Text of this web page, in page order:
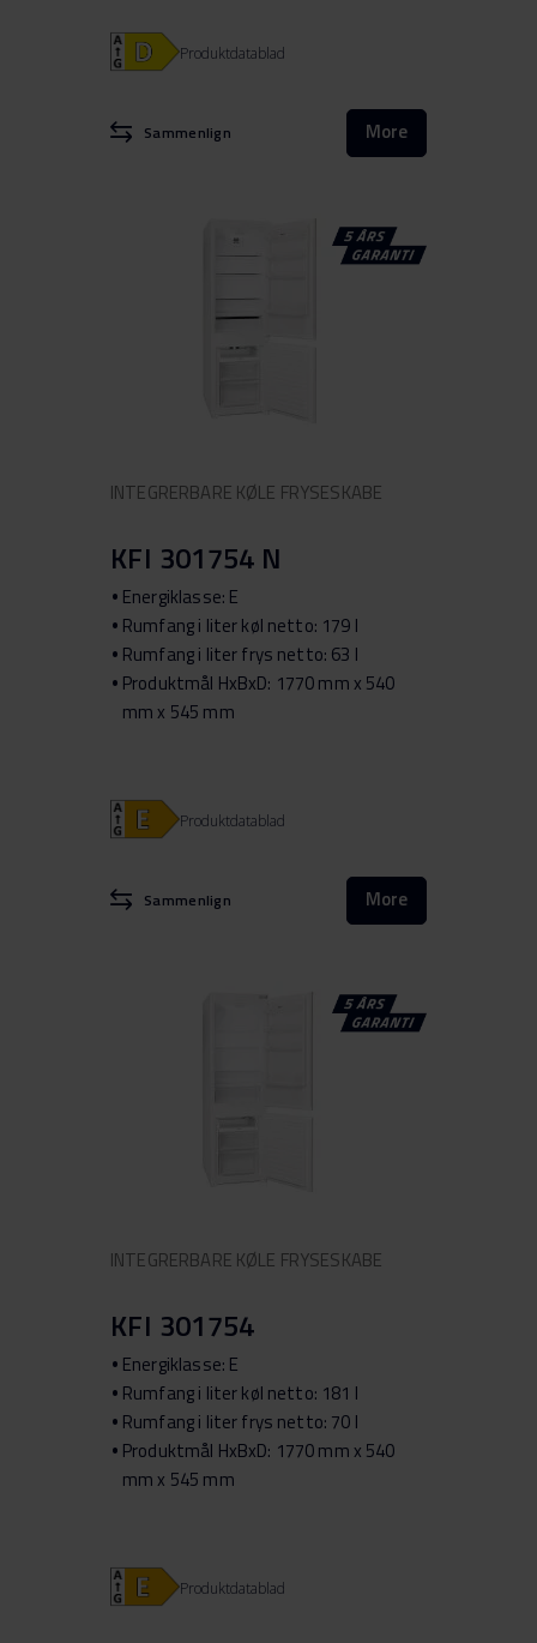
Sammenlign More
Produktdatablad
INTEGRERBARE KØLE FRYSESKABE
KFI 301754 N
Sammenlign More
Energiklasse: E
Rumfang i liter køl netto: 179 l
Rumfang i liter frys netto: 63 l
Produktmål HxBxD: 1770 mm x 540
mm x 545 mm
Produktdatablad
INTEGRERBARE KØLE FRYSESKABE
KFI 301754
Energiklasse: E
Rumfang i liter køl netto: 181 l
Rumfang i liter frys netto: 70 l
Produktmål HxBxD: 1770 mm x 540
mm x 545 mm
Produktdatablad